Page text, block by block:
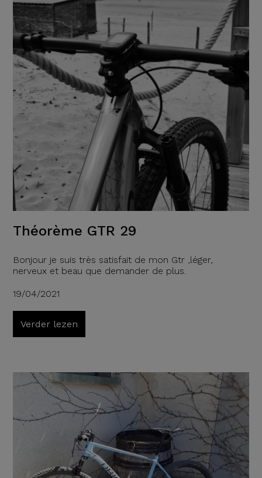
Théorème GTR 29
Bonjour je suis très satisfait de mon Gtr ,léger,
nerveux et beau que demander de plus.
19/04/2021
Verder lezen